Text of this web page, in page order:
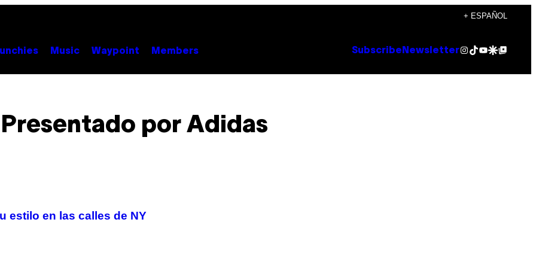
+ ESPAÑOL
Music Waypoint Members Subscribe NewsletterInstagram
TikTok
YouTube
Google Discover
Google Top Posts
Presentado por Adidas
estilo en las calles de NY